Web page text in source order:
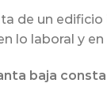
de un
lo laboral y
baja